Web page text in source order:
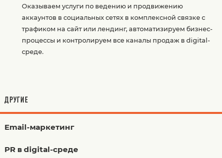
Оказываем услуги по ведению и продвижению
аккаунтов в социальных сетях в комплексной связке с
трафиком на сайт или лендинг, автоматизируем бизнес-
процессы и контролируем все каналы продаж в digital-
среде.
ДРУГИЕ
Email-маркетинг
PR в digital-среде